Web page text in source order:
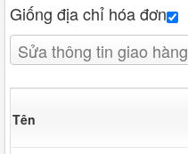
Giống địa chỉ hóa đơn
Sửa thông tin giao hàng
Tên